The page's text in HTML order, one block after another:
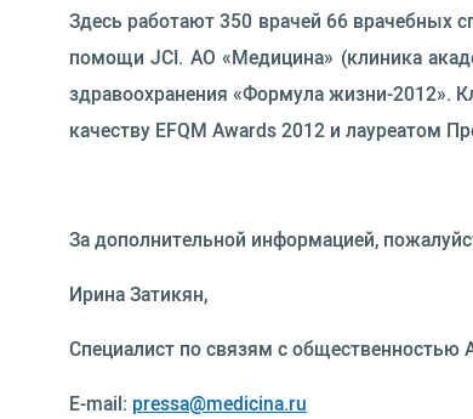
Здесь работают 350 врачей 66 врачебных
помощи JCI. АО «Медицина» (клиника
здравоохранения «Формула жизни-2012».
качеству EFQM Awards 2012 и лауреатом
За дополнительной информацией,
Ирина Затикян,
Специалист по связям с общественностью
E-mail: pressa@medicina.ru